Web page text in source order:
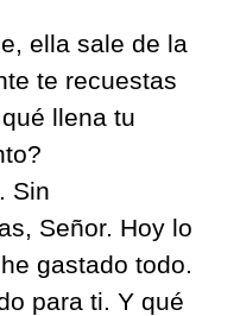
ella sale de la
te recuestas
llena tu
Sin
Señor. Hoy lo
gastado todo.
para ti. Y qué